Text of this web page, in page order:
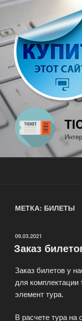
Перейти
содержимому
МЕТКА: БИЛЕТЫ
ОПУБЛИКОВАНО
09.03.2021
Заказ
Заказ билетов у
для комплектации
элемент тура.
В расчете тура